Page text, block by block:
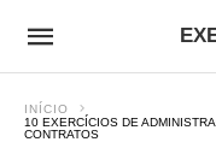
INÍCIO
10 EXERCÍCIOS DE
CONTRATOS